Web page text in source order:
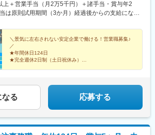
上＋営業手当（月2万5千円）＋諸手当・賞与年2
は原則試用期間（3か月）経過後からの支給になり
＼景気に左右されない安定企業で働ける！営業職募集♪
／
★年間休日124日
★完全週休2日制（土日祝休み）
なる 応募する